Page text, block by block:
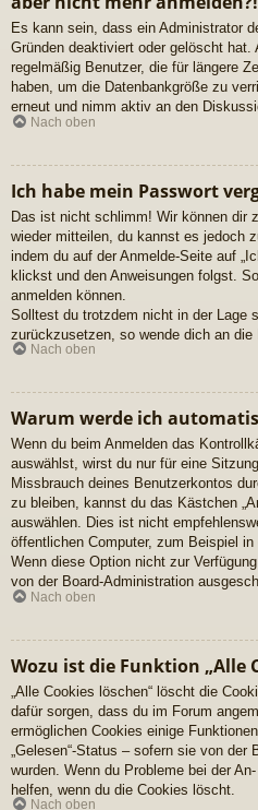
Es kann sein, dass ein Administrator
Gründen deaktiviert oder gelöscht
regelmäßig Benutzer, die für längere
haben, um die Datenbankgröße zu
erneut und nimm aktiv an den
Nach oben
Ich habe mein Passwort
Das ist nicht schlimm! Wir können dir
wieder mitteilen, du kannst es jedoch
indem du auf der Anmelde-Seite auf
klickst und den Anweisungen folgst.
anmelden können.
Solltest du trotzdem nicht in der Lage
zurückzusetzen, so wende dich an die
Nach oben
Warum werde ich
Wenn du beim Anmelden das
auswählst, wirst du nur für eine
Missbrauch deines Benutzerkontos
zu bleiben, kannst du das Kästchen
auswählen. Dies ist nicht
öffentlichen Computer, zum Beispiel
Wenn diese Option nicht zur
von der Board-Administration
Nach oben
Wozu ist die Funktion „Alle
„Alle Cookies löschen“ löscht die
dafür sorgen, dass du im Forum
ermöglichen Cookies einige
„Gelesen“-Status – sofern sie von
wurden. Wenn du Probleme bei der
helfen, wenn du die Cookies löscht.
Nach oben